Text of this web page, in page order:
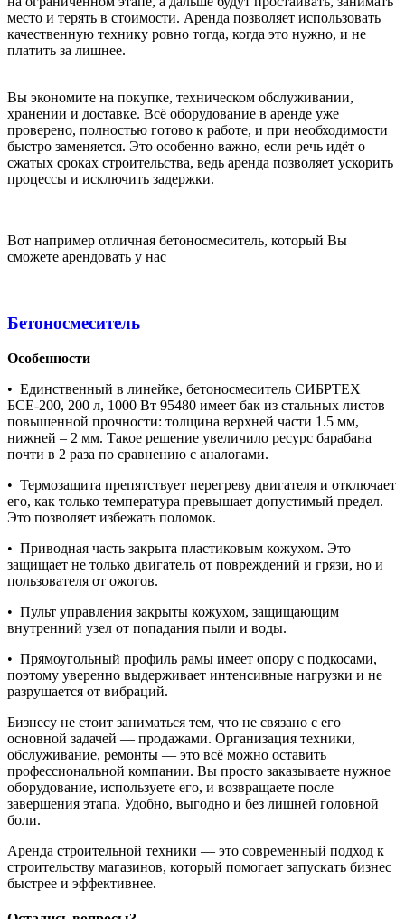
место и терять в стоимости. Аренда позволяет использовать
качественную технику ровно тогда, когда это нужно, и не
платить за лишнее.
Вы экономите на покупке, техническом обслуживании,
хранении и доставке. Всё оборудование в аренде уже
проверено, полностью готово к работе, и при необходимости
быстро заменяется. Это особенно важно, если речь идёт о
сжатых сроках строительства, ведь аренда позволяет ускорить
процессы и исключить задержки.
Вот например отличная бетоносмеситель, который Вы
сможете арендовать у нас
Бетоносмеситель
Особенности
• Единственный в линейке, бетоносмеситель СИБРТЕХ
БСЕ-200, 200 л, 1000 Вт 95480 имеет бак из стальных листов
повышенной прочности: толщина верхней части 1.5 мм,
нижней – 2 мм. Такое решение увеличило ресурс барабана
почти в 2 раза по сравнению с аналогами.
• Термозащита препятствует перегреву двигателя и отключает
его, как только температура превышает допустимый предел.
Это позволяет избежать поломок.
• Приводная часть закрыта пластиковым кожухом. Это
защищает не только двигатель от повреждений и грязи, но и
пользователя от ожогов.
• Пульт управления закрыты кожухом, защищающим
внутренний узел от попадания пыли и воды.
• Прямоугольный профиль рамы имеет опору с подкосами,
поэтому уверенно выдерживает интенсивные нагрузки и не
разрушается от вибраций.
Бизнесу не стоит заниматься тем, что не связано с его
основной задачей — продажами. Организация техники,
обслуживание, ремонты — это всё можно оставить
профессиональной компании. Вы просто заказываете нужное
оборудование, используете его, и возвращаете после
завершения этапа. Удобно, выгодно и без лишней головной
боли.
Аренда строительной техники — это современный подход к
строительству магазинов, который помогает запускать бизнес
быстрее и эффективнее.